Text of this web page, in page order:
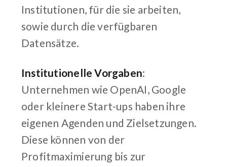
Institutionen, für die sie arbeiten,
sowie durch die verfügbaren
Datensätze.
Institutionelle Vorgaben:
Unternehmen wie OpenAI, Google
oder kleinere Start-ups haben ihre
eigenen Agenden und Zielsetzungen.
Diese können von der
Profitmaximierung bis zur